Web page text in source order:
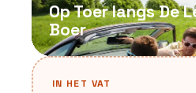
Op Toer langs De
Boer
IN HET VAT